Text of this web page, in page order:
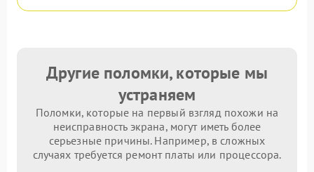
Другие поломки, которые мы
устраняем
Поломки, которые на первый взгляд похожи на
неисправность экрана, могут иметь более
серьезные причины. Например, в сложных
случаях требуется ремонт платы или процессора.